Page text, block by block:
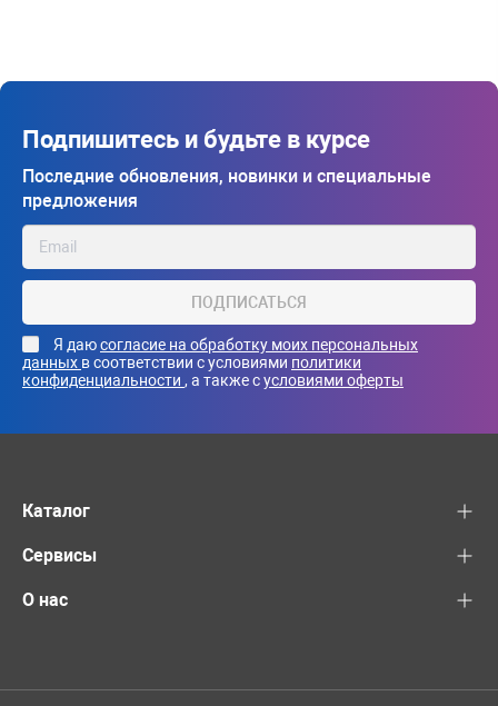
Подпишитесь и будьте в курсе
Последние обновления, новинки и специальные
предложения
ПОДПИСАТЬСЯ
Я даюсогласие на обработку моих персональных
данных в соответствии с условиями политики
конфиденциальности , а также сусловиями оферты
Каталог
Сервисы
О нас